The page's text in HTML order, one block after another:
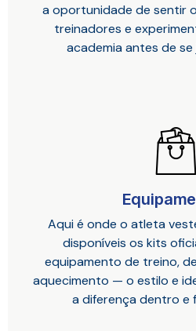
a oportunidade de sentir
treinadores e
academia antes de
Aqui é onde o atleta
disponíveis os kits
equipamento de treino,
aquecimento — o estilo e
a diferença dentro e